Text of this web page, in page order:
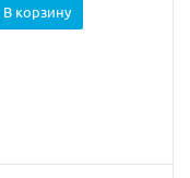
В корзину